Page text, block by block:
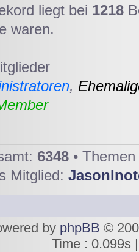
liegt bei 1218
waren.
,
6348 •
Mitglied:
by phpBB ©
Time : 0.099s